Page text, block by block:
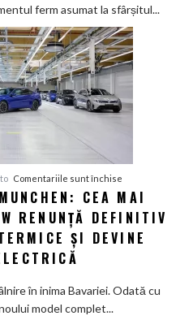
a
100%
electric
până
2030
șapte
noi
ferm asumat la sfârșitul...
Comentariile sunt închise
O
nouă
eră
Cea
CEA MAI
RENUNȚĂ DEFINITIV
ȘI DEVINE
în inima Bavariei. Odată cu
model complet...